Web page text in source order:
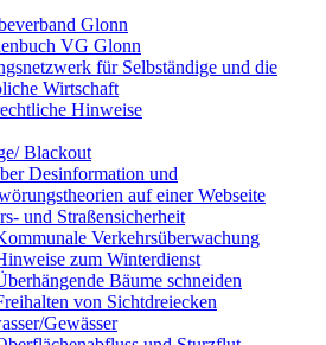
Glonn
VG Glonn
für Selbständige und die
Wirtschaft
Hinweise
Blackout
Desinformation und
auf einer Webseite
und Straßensicherheit
Verkehrsüberwachung
zum Winterdienst
Bäume schneiden
von Sichtdreiecken
Gewässer